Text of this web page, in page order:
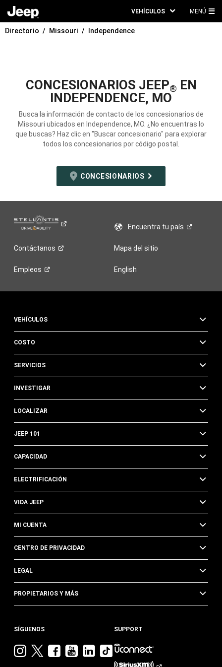
VEHÍCULOS MENÚ
Directorio Missouri Independence
CONCESIONARIOS JEEP® EN
INDEPENDENCE, MO
Busca la información de contacto de los concesionarios de
Missouri ubicados en Independence, MO. ¿No encuentras lo
que buscas? Haz clic en "Buscar concesionario" para explorar
todos los concesionarios por código postal.
CONCESIONARIOS
Encuentra tupaís
Contáctanos Mapa del sitio
Empleos English
VEHÍCULOS
COSTO
SERVICIOS
INVESTIGAR
LOCALIZAR
JEEP 101
CAPACIDAD
ELECTRIFICACIÓN
VIDA JEEP
MI CUENTA
CENTRO DE PRIVACIDAD
LEGAL
PROPIETARIOS Y MÁS
SÍGUENOS
VisitaVisitaVisitaVisitaVisita
Jeep
Visita
Jeep
SUPPORT